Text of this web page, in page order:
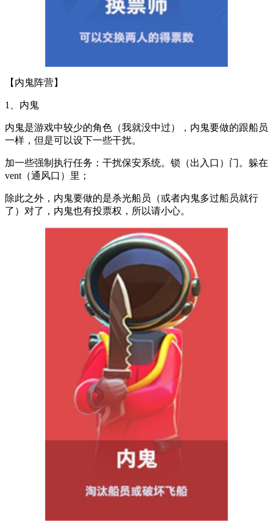
【内鬼阵营】
1、内鬼
内鬼是游戏中较少的角色（我就没中过），内鬼要做的跟船员
一样，但是可以设下一些干扰。
加一些强制执行任务：干扰保安系统。锁（出入口）门。躲在
vent（通风口）里；
除此之外，内鬼要做的是杀光船员（或者内鬼多过船员就行
了）对了，内鬼也有投票权，所以请小心。